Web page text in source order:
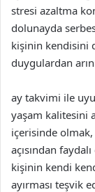
stresi azaltma
dolunayda
kişinin kendisini
duygulardan
ay takvimi ile
yaşam kalitesini
içerisinde
açısından
kişinin kendi
ayırması teşvik